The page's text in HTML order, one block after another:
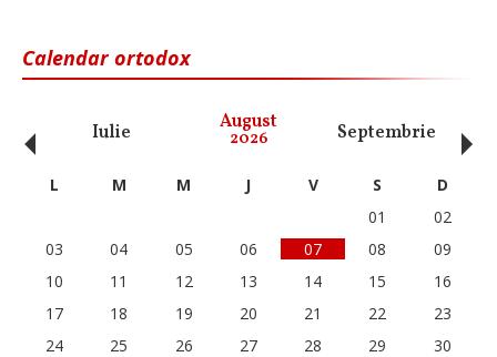
Calendar ortodox
Iulie August
2026 Septembrie
‹ L M M J V S
D
01
02
03
04 05 06 07 08
09
10
11 12 13 14 15
16
17
18 19 20 21 22
23
24
25 26 27 28 29
30